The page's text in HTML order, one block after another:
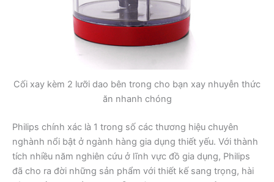
Cối xay kèm 2 lưỡi dao bên trong cho bạn xay nhuyễn thức
ăn nhanh chóng
Philips chính xác là 1 trong số các thương hiệu chuyên
nghành nổi bật ở ngành hàng gia dụng thiết yếu. Với thành
tích nhiều năm nghiên cứu ở lĩnh vực đồ gia dụng, Philips
đã cho ra đời những sản phẩm với thiết kế sang trọng, hài